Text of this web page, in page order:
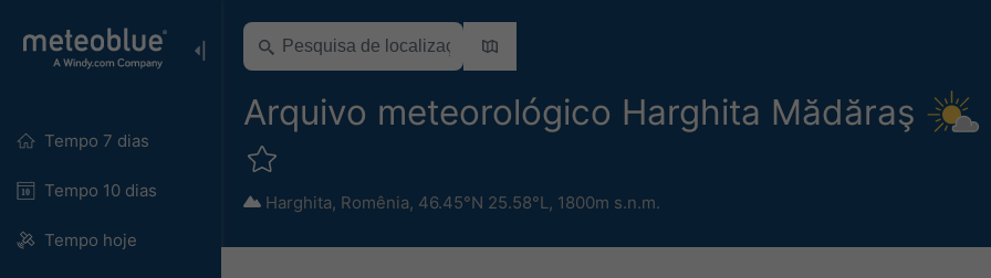
Tempo 7 dias
Tempo 10 dias
Tempo hoje
Arquivo meteorológico Harghita Mădăraş
Harghita, Romênia, 46.45°N 25.58°L, 1800m s.n.m.